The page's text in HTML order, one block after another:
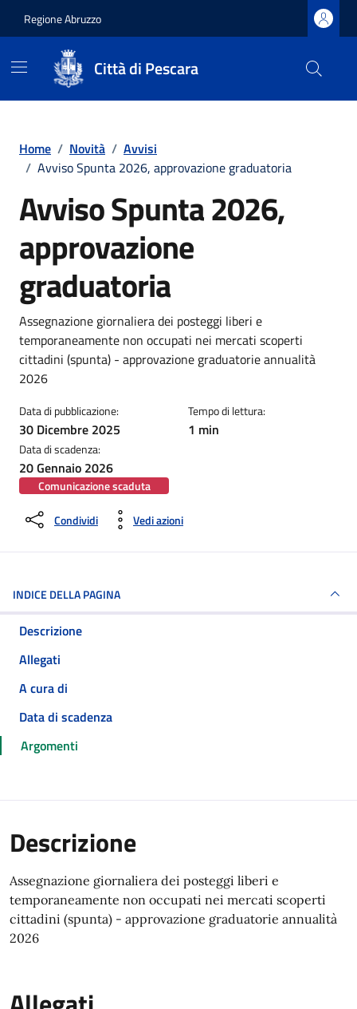
Regione Abruzzo
Città di Pescara
Home / Novità / Avvisi
/ Avviso Spunta 2026, approvazione graduatoria
Avviso Spunta 2026,
approvazione
graduatoria
Dettagli della notizia
Assegnazione giornaliera dei posteggi liberi e
temporaneamente non occupati nei mercati scoperti
cittadini (spunta) - approvazione graduatorie annualità
2026
Data di pubblicazione:
30 Dicembre 2025
Data di scadenza:
20 Gennaio 2026
Comunicazione scaduta
Tempo di lettura:
1 min
Condividi Vedi azioni
INDICE DELLA PAGINA
Descrizione
Allegati
A cura di
Data di scadenza
Argomenti
Descrizione
Assegnazione giornaliera dei posteggi liberi e
temporaneamente non occupati nei mercati scoperti
cittadini (spunta) - approvazione graduatorie annualità
2026